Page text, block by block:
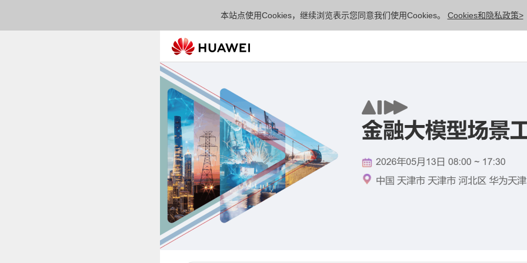
本站点使用Cookies，继续浏览表示您同意我们使用Cookies。 Cookies和隐私政策>